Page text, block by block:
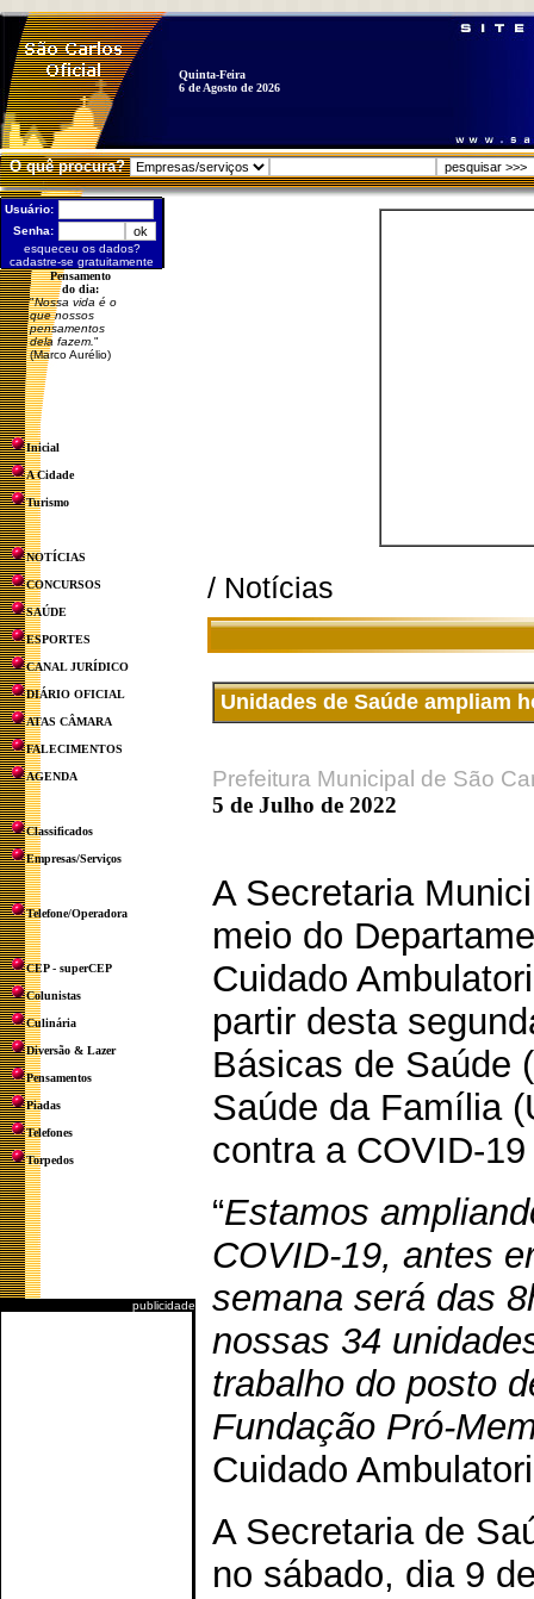
Quinta-Feira
6 de Agosto de 2026
O quê procura?
Usuário:
Senha:
esqueceu os dados?
cadastre-se gratuitamente
Pensamento
do dia:
"Nossa vida é o
que nossos
pensamentos
dela fazem. "
(Marco Aurélio)
Inicial
A Cidade
Turismo
NOTÍCIAS
CONCURSOS
SAÚDE
ESPORTES
CANAL JURÍDICO
DIÁRIO OFICIAL
ATAS CÂMARA
FALECIMENTOS
AGENDA
Classificados
Empresas/Serviços
Telefone/Operadora
CEP - superCEP
Colunistas
Culinária
Diversão & Lazer
Pensamentos
Piadas
Telefones
Torpedos
publicidade
/ Notícias
Unidades de Saúde ampliam
Prefeitura Municipal de São
5 de Julho de 2022
A Secretaria
meio do
Cuidado
partir desta
Básicas de Saúde
Saúde da Família
contra a COVID-
“Estamos
COVID-19, antes
semana será das
nossas 34
trabalho do posto
Fundação Pró-
Cuidado
A Secretaria de
no sábado, dia 9